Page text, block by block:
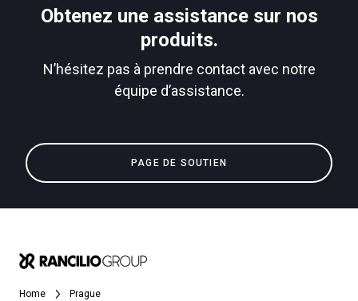
Obtenez une assistance sur nos
produits.
N’hésitez pas à prendre contact avec notre
équipe d’assistance.
PAGE DE SOUTIEN
Home Prague
Télécharger